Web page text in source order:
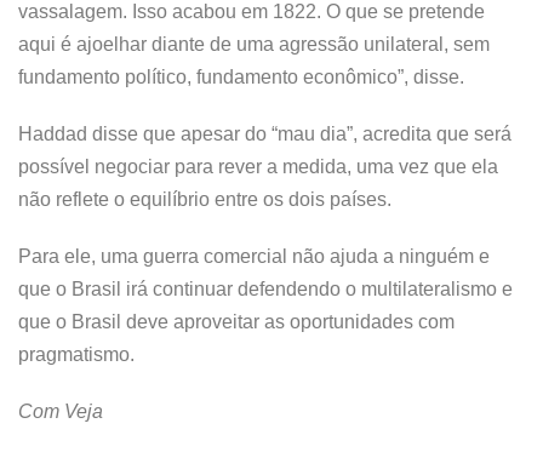
vassalagem. Isso acabou em 1822. O que se pretende
aqui é ajoelhar diante de uma agressão unilateral, sem
fundamento político, fundamento econômico”, disse.
Haddad disse que apesar do “mau dia”, acredita que será
possível negociar para rever a medida, uma vez que ela
não reflete o equilíbrio entre os dois países.
Para ele, uma guerra comercial não ajuda a ninguém e
que o Brasil irá continuar defendendo o multilateralismo e
que o Brasil deve aproveitar as oportunidades com
pragmatismo.
Com Veja